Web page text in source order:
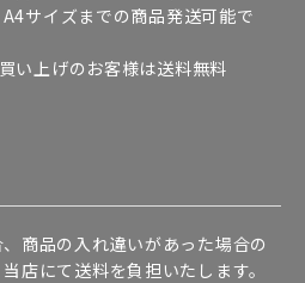
サイズまでの商品発送可能で
い上げのお客様は送料無料
商品の入れ違いがあった場合の
店にて送料を負担いたします。